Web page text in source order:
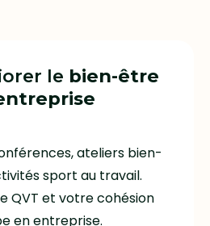
le bien-être
ateliers bien-
sport au travail.
QVT et votre cohésion
en entreprise.